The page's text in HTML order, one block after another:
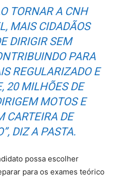
TORNAR A CNH
MAIS CIDADÃOS
DIRIGIR SEM
PARA
REGULARIZADO E
20 MILHÕES DE
MOTOS E
CARTEIRA DE
DIZ A PASTA.
possa escolher
para os exames teórico